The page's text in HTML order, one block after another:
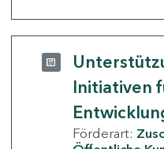
Initiativen
Förderart: